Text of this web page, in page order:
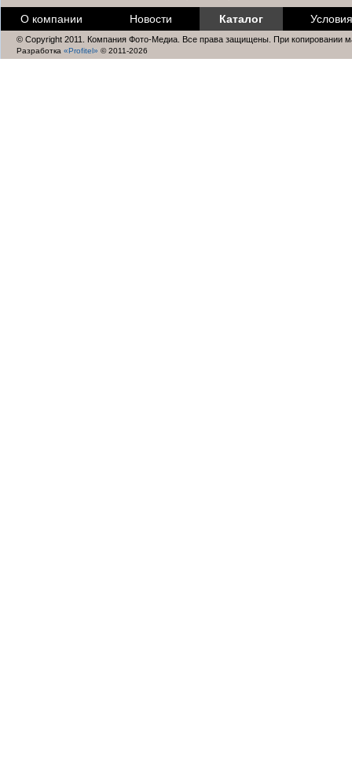
О компании Новости Каталог
© Copyright 2011. Компания Фото-Медиа. Все права защищены. При копировании
Разработка «Profitel» © 2011-2026